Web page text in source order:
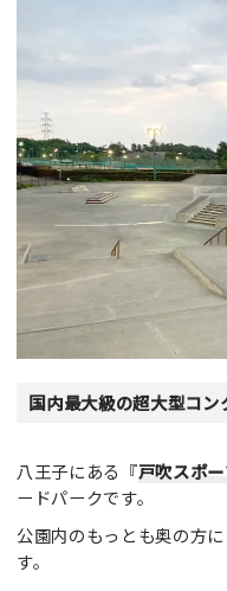
国内最大級の超大型コン
八王子にある『戸吹スポ
ードパークです。
公園内のもっとも奥の方
す。